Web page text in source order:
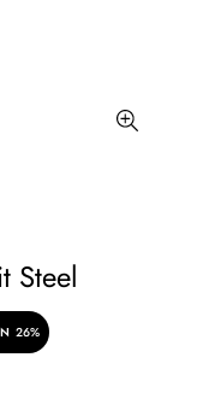
Steel
26%